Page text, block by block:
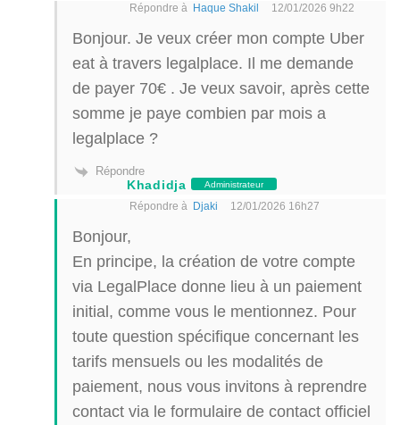
Répondre à Haque Shakil 12/01/2026 9h22
Bonjour. Je veux créer mon compte Uber
eat à travers legalplace. Il me demande
de payer 70€ . Je veux savoir, après cette
somme je paye combien par mois a
legalplace ?
Répondre
Khadidja Administrateur
Répondre à Djaki 12/01/2026 16h27
Bonjour,
En principe, la création de votre compte
via LegalPlace donne lieu à un paiement
initial, comme vous le mentionnez. Pour
toute question spécifique concernant les
tarifs mensuels ou les modalités de
paiement, nous vous invitons à reprendre
contact via le formulaire de contact officiel